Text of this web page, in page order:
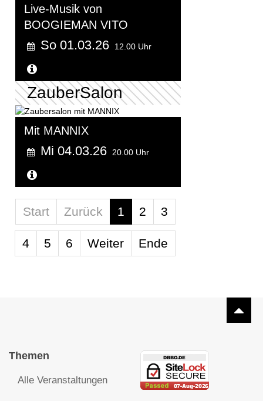
Live-Musik von
BOOGIEMAN VITO
So 01.03.26 12.00 Uhr
ZauberSalon
Mit MANNIX
Mi 04.03.26 20.00 Uhr
Start Zurück 1 2 3
4 5 6 Weiter Ende
Themen
Alle Veranstaltungen